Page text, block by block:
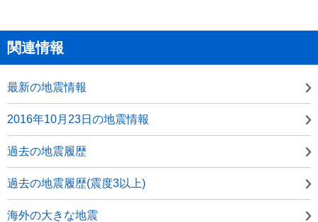
関連情報
最新の地震情報
2016年10月23日の地震情報
過去の地震履歴
過去の地震履歴(震度3以上)
海外の大きな地震